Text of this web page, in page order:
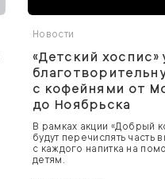
Новости
«Детский хоспис»
с кофейнями от
до Ноябрьска
В рамках акции «Добрый
будут перечислять часть
с каждого напитка на
детям.